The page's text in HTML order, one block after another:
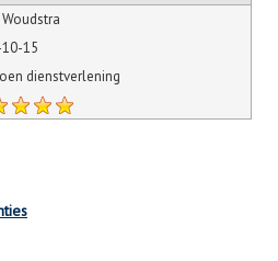
15
dienstverlening